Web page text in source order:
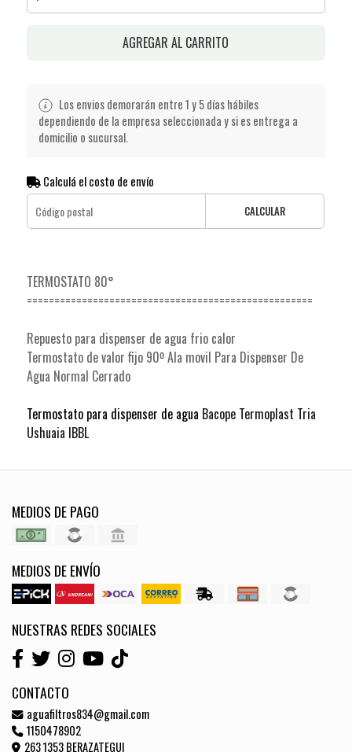
AGREGAR AL CARRITO
Los envios demorarán entre 1 y 5 días hábiles
dependiendo de la empresa seleccionada y si es entrega a
domicilio o sucursal.
Calculá el costo de envío
CALCULAR
TERMOSTATO 80°
====================================================
Repuesto para dispenser de agua frio calor
Termostato de valor fijo 90º Ala movil Para Dispenser De
Agua Normal Cerrado
Termostato para dispenser de agua Bacope Termoplast Tria
Ushuaia IBBL
MEDIOS DE PAGO
MEDIOS DE ENVÍO
NUESTRAS REDES SOCIALES
CONTACTO
aguafiltros834@gmail.com
1150478902
263 1353 BERAZATEGUI